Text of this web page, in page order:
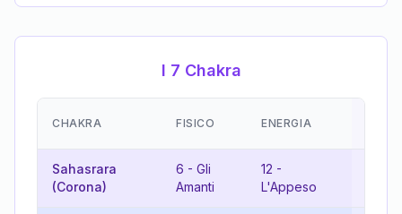
I 7 Chakra
CHAKRA FISICO ENERGIA
Sahasrara
(Corona)
6 - Gli
Amanti
12 -
L'Appeso